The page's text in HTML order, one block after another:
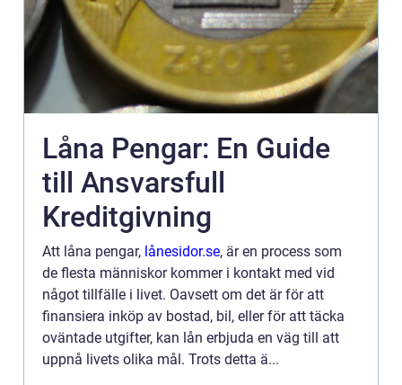
Låna Pengar: En Guide
till Ansvarsfull
Kreditgivning
Att låna pengar, lånesidor.se, är en process som
de flesta människor kommer i kontakt med vid
något tillfälle i livet. Oavsett om det är för att
finansiera inköp av bostad, bil, eller för att täcka
oväntade utgifter, kan lån erbjuda en väg till att
uppnå livets olika mål. Trots detta ä...